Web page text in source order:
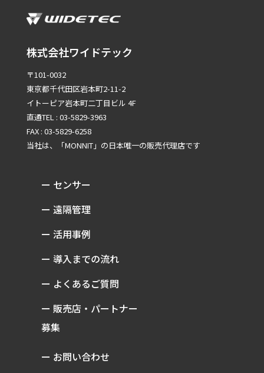
株式会社ワイドテック
〒101-0032
東京都千代田区岩本町2-11-2
イトーピア岩本町二丁目ビル 4F
直通TEL : 03-5829-3963
FAX : 03-5829-6258
当社は、「MONNIT」の日本唯一の販売代理店です
ー センサー
ー 遠隔管理
ー 活用事例
ー 導入までの流れ
ー よくあるご質問
ー 販売店・パートナー
募集
ー お問い合わせ